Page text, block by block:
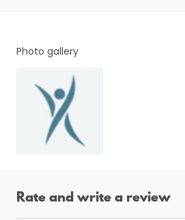
Photo gallery
Rate and write a review